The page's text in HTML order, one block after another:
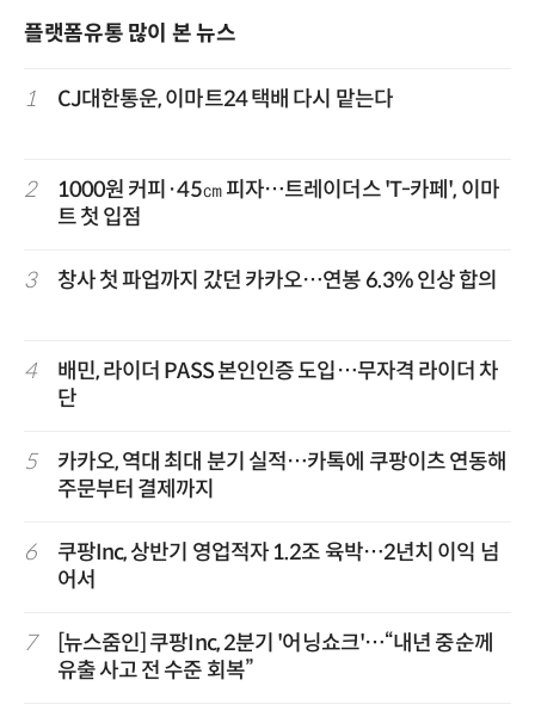
플랫폼유통 많이 본 뉴스
1 CJ대한통운, 이마트24 택배 다시 맡는다
2
1000원 커피·45㎝ 피자…트레이더스 'T-카페', 이마
트 첫 입점
3 창사 첫 파업까지 갔던 카카오…연봉 6.3% 인상 합의
4
배민, 라이더 PASS 본인인증 도입…무자격 라이더 차
단
5
카카오, 역대 최대 분기 실적…카톡에 쿠팡이츠 연동해
주문부터 결제까지
6
쿠팡Inc, 상반기 영업적자 1.2조 육박…2년치 이익 넘
어서
7
[뉴스줌인] 쿠팡Inc, 2분기 '어닝쇼크'…“내년 중순께
유출 사고 전 수준 회복”